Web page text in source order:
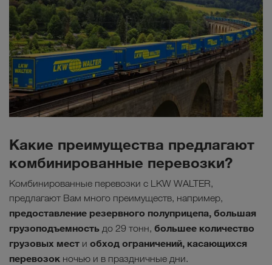
Какие преимущества предлагают
комбинированные перевозки?
Комбинированные перевозки с LKW WALTER,
предлагают Вам много преимуществ, например,
предоставление резервного полуприцепа, большая
грузоподъемность до 29 тонн, большее количество
грузовых мест и обход ограничений, касающихся
перевозок ночью и в праздничные дни.